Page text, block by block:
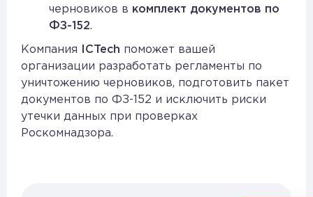
черновиков в комплект документов по
ФЗ-152.
Компания ICTech поможет вашей
организации разработать регламенты по
уничтожению черновиков, подготовить пакет
документов по ФЗ-152 и исключить риски
утечки данных при проверках
Роскомнадзора.